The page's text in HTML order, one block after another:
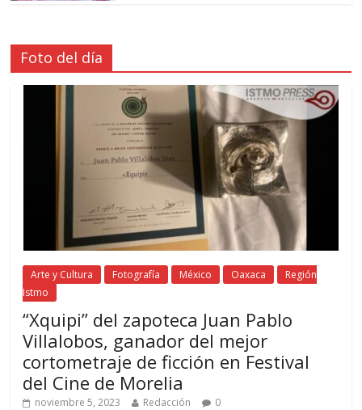
Foto del día
Arte y Cultura Fotografía México Oaxaca
Región
Istmo
“Xquipi” del zapoteca Juan Pablo
Villalobos, ganador del mejor
cortometraje de ficción en Festival
del Cine de Morelia
noviembre 5, 2023 Redacción 0